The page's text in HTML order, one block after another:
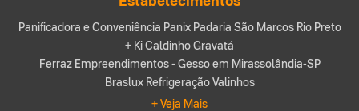
Panificadora e Conveniência Panix Padaria São Marcos Rio Preto
+ Ki Caldinho Gravatá
Ferraz Empreendimentos - Gesso em Mirassolândia-SP
Braslux Refrigeração Valinhos
+ Veja Mais